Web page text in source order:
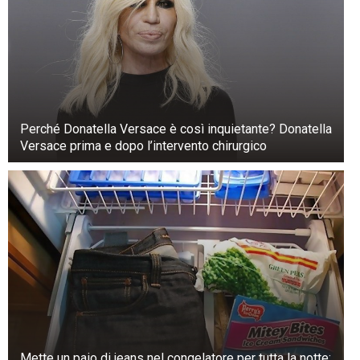
Per non rischiare di perdere la salute, è bene
consultare uno specialista prima di assumere
regolarmente questa bevanda.
Perché Donatella Versace è così inquietante? Donatella
Versace prima e dopo l’intervento chirurgico